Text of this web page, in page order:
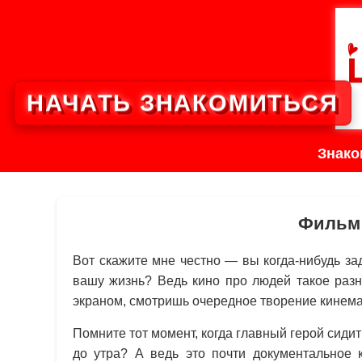
Фильм
Вот скажите мне честно — вы когда-нибудь
вашу жизнь? Ведь кино про людей такое
экраном, смотришь очередное творение
Помните тот момент, когда главный герой
до утра? А ведь это почти
НАЧАТЬ ЗНАКОМИТЬСЯ